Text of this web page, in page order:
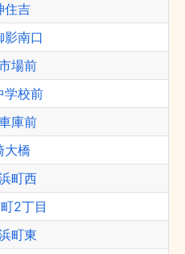
住吉
影南口
場前
学校前
庫前
大橋
町西
2丁目
町東